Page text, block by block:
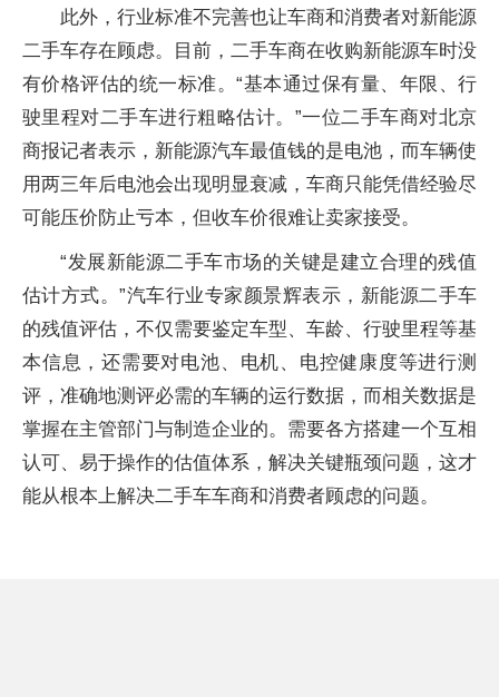
此外，行业标准不完善也让车商和消费者对新能源
二手车存在顾虑。目前，二手车商在收购新能源车时没
有价格评估的统一标准。“基本通过保有量、年限、行
驶里程对二手车进行粗略估计。”一位二手车商对北京
商报记者表示，新能源汽车最值钱的是电池，而车辆使
用两三年后电池会出现明显衰减，车商只能凭借经验尽
可能压价防止亏本，但收车价很难让卖家接受。
“发展新能源二手车市场的关键是建立合理的残值
估计方式。”汽车行业专家颜景辉表示，新能源二手车
的残值评估，不仅需要鉴定车型、车龄、行驶里程等基
本信息，还需要对电池、电机、电控健康度等进行测
评，准确地测评必需的车辆的运行数据，而相关数据是
掌握在主管部门与制造企业的。需要各方搭建一个互相
认可、易于操作的估值体系，解决关键瓶颈问题，这才
能从根本上解决二手车车商和消费者顾虑的问题。